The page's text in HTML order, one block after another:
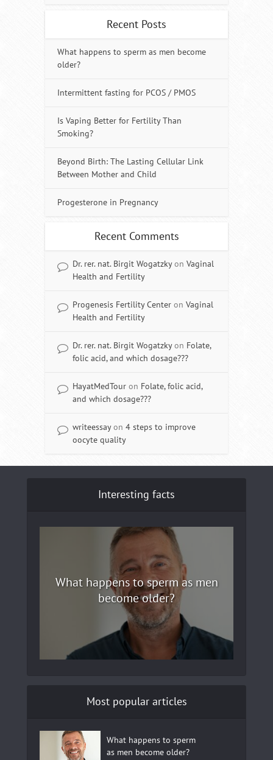
Recent Posts
What happens to sperm as men become
older?
Intermittent fasting for PCOS / PMOS
Is Vaping Better for Fertility Than
Smoking?
Beyond Birth: The Lasting Cellular Link
Between Mother and Child
Progesterone in Pregnancy
Recent Comments
Dr. rer. nat. Birgit Wogatzkyon Vaginal
Health and Fertility
Progenesis Fertility Center on Vaginal
Health and Fertility
Dr. rer. nat. Birgit Wogatzkyon Folate,
folic acid, and which dosage???
HayatMedTour on Folate, folic acid,
and which dosage???
writeessayon 4 steps to improve
oocyte quality
Interesting facts
What happens to sperm as men
become older?
Most popular articles
What happens to sperm
as men become older?